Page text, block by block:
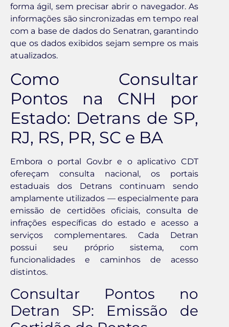
forma ágil, sem precisar abrir o navegador. As
informações são sincronizadas em tempo real
com a base de dados do Senatran, garantindo
que os dados exibidos sejam sempre os mais
atualizados.
Como Consultar
Pontos na CNH por
Estado: Detrans de SP,
RJ, RS, PR, SC e BA
Embora o portal Gov.br e o aplicativo CDT
ofereçam consulta nacional, os portais
estaduais dos Detrans continuam sendo
amplamente utilizados — especialmente para
emissão de certidões oficiais, consulta de
infrações específicas do estado e acesso a
serviços complementares. Cada Detran
possui seu próprio sistema, com
funcionalidades e caminhos de acesso
distintos.
Consultar Pontos no
Detran SP: Emissão de